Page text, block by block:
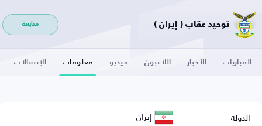
توحيد عقاب ( إيران ) متابعة
المباريات الأخبار اللاعبون فيديو معلومات الإنتقالات
الدولة إيران